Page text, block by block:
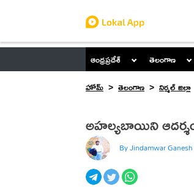
ఆంధ్రప్రదేశ్ తెలంగాణ
హోమ్
తెలంగాణ నిర్మల్ జిల్లా
అహల్యబాయిని
By Jindamwar Ganesh